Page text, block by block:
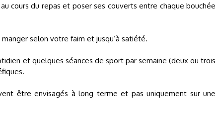
cours du repas et poser ses couverts entre chaque bouchée
selon votre faim et jusqu’à satiété.
et quelques séances de sport par semaine (deux ou trois
être envisagés à long terme et pas uniquement sur une